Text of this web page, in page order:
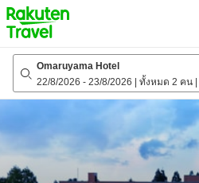
to
top
page
Omaruyama Hotel
22/8/2026 - 23/8/2026 ทั้งหมด 2 คน